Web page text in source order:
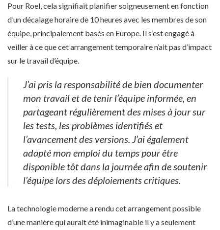
Pour Roel, cela signifiait planifier soigneusement en fonction
d’un décalage horaire de 10 heures avec les membres de son
équipe, principalement basés en Europe. Il s’est engagé à
veiller à ce que cet arrangement temporaire n’ait pas d’impact
sur le travail d’équipe.
J’ai pris la responsabilité de bien documenter
mon travail et de tenir l’équipe informée, en
partageant régulièrement des mises à jour sur
les tests, les problèmes identifiés et
l’avancement des versions. J’ai également
adapté mon emploi du temps pour être
disponible tôt dans la journée afin de soutenir
l’équipe lors des déploiements critiques.
La technologie moderne a rendu cet arrangement possible
d’une manière qui aurait été inimaginable il y a seulement